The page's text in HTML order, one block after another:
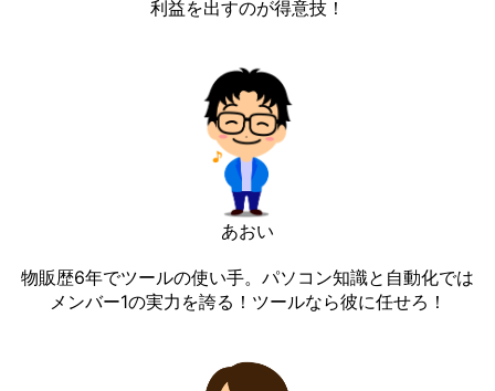
利益を出すのが得意技！
あおい
物販歴6年でツールの使い手。パソコン知識と自動化では
メンバー1の実力を誇る！ツールなら彼に任せろ！